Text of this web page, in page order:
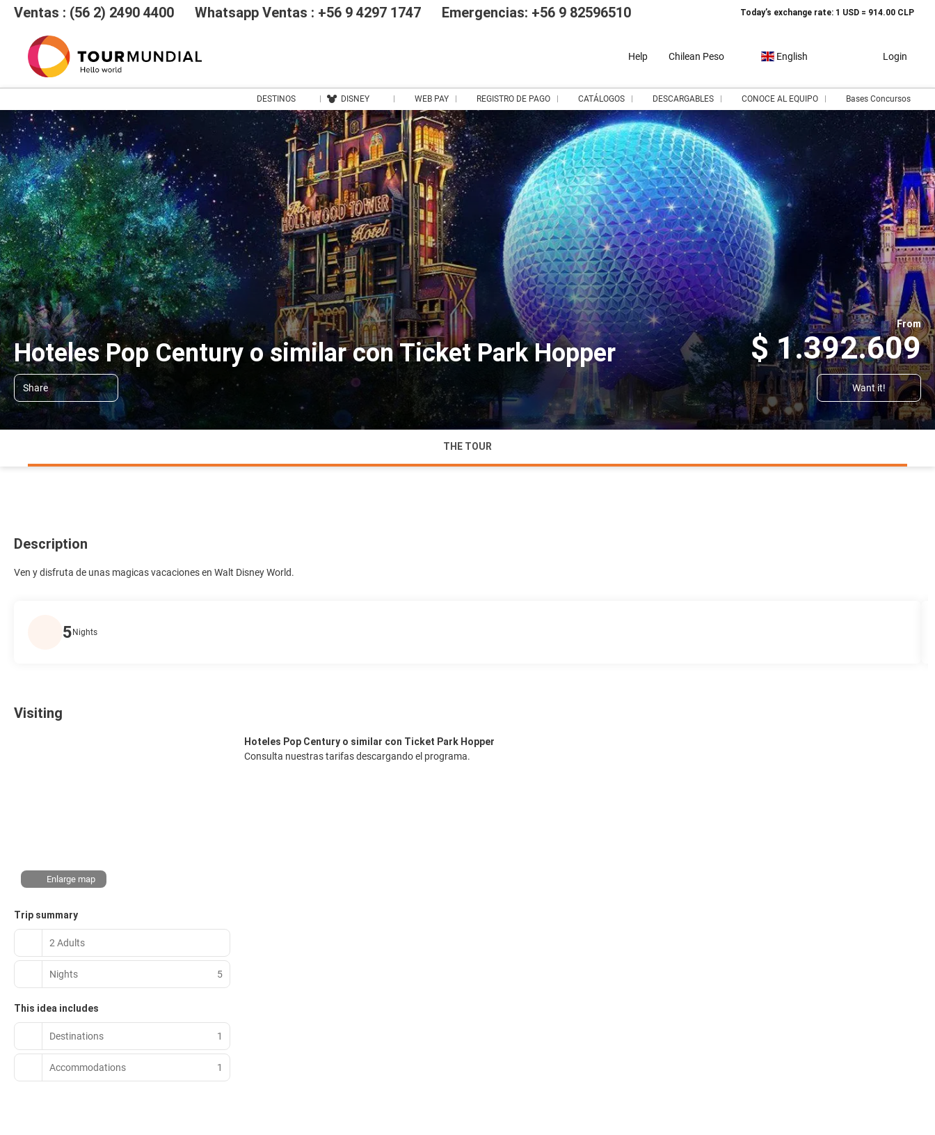
Ventas : (56 2) 2490 4400 Whatsapp Ventas : +56 9 4297 1747 Emergencias: +56 9 82596510 Today’s exchange rate: 1 USD = 914.00 CLP
Help Chilean Peso English Login
DESTINOS DISNEY WEB PAY REGISTRO DE PAGO CATÁLOGOS DESCARGABLES CONOCE AL EQUIPO Bases Concursos
Hoteles Pop Century o similar con Ticket Park Hopper
From
$ 1.392.609
Share Want it!
THE TOUR
Description
Ven y disfruta de unas magicas vacaciones en Walt Disney World.
5 Nights
Visiting
Enlarge map
Trip summary
2 Adults
Nights 5
This idea includes
Destinations 1
Accommodations 1
Hoteles Pop Century o similar con Ticket Park Hopper
Consulta nuestras tarifas descargando el programa.